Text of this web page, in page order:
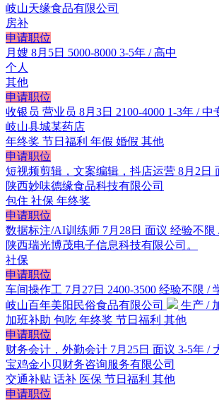
岐山天缘食品有限公司
房补
申请职位
月嫂 8月5日 5000-8000 3-5年 / 高中
个人
其他
申请职位
收银员 营业员 8月3日 2100-4000 1-3年 / 中
岐山县城某药店
年终奖 节日福利 年假 婚假 其他
申请职位
短视频剪辑，文案编辑，抖店运营 8月2日
陕西妙味德缘食品科技有限公司
包住 社保 年终奖
申请职位
数据标注/AI训练师 7月28日 面议 经验不限
陕西瑞光博茂电子信息科技有限公司。
社保
申请职位
车间操作工 7月27日 2400-3500 经验不限 /
岐山百年美阳民俗食品有限公司
生产 /
加班补助 包吃 年终奖 节日福利 其他
申请职位
财务会计，外勤会计 7月25日 面议 3-5年 /
宝鸡金小贝财务咨询服务有限公司
交通补贴 话补 医保 节日福利 其他
申请职位